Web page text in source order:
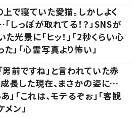
上で寝ていた愛猫。しかしよく
しっぽが取れてる！？」SNSが
光景に「ヒッ！」「2秒くらい心
」「心霊写真より怖い」
男前ですね」と言われていた赤
成長した現在、まさかの姿に…
」「これは、モテるぞぉ」「客観
ン」